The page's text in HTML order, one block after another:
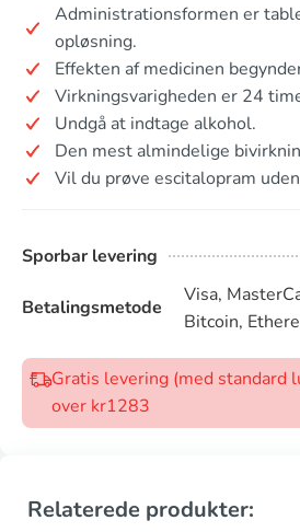
Administrationsformen er
opløsning.
Effekten af medicinen
Virkningsvarigheden er 24
Undgå at indtage alkohol.
Den mest almindelige
Vil du prøve escitalopram
Sporbar levering
Betalingsmetode
Visa,
Bitcoin,
Gratis levering (med standard
over kr1283
Relaterede produkter: